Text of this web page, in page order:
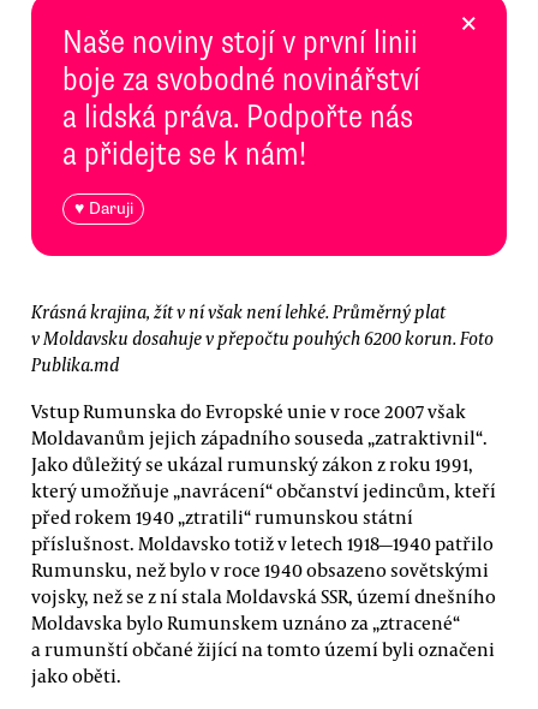
Naše noviny stojí v první linii
boje za svobodné novinářství
a lidská práva. Podpořte nás
a přidejte se k nám!
♥ Daruji
×
Krásná krajina, žít v ní však není lehké. Průměrný plat
v Moldavsku dosahuje v přepočtu pouhých 6200 korun. Foto
Publika.md
Vstup Rumunska do Evropské unie v roce 2007 však
Moldavanům jejich západního souseda „zatraktivnil“.
Jako důležitý se ukázal rumunský zákon z roku 1991,
který umožňuje „navrácení“ občanství jedincům, kteří
před rokem 1940 „ztratili“ rumunskou státní
příslušnost. Moldavsko totiž v letech 1918—1940 patřilo
Rumunsku, než bylo v roce 1940 obsazeno sovětskými
vojsky, než se z ní stala Moldavská SSR, území dnešního
Moldavska bylo Rumunskem uznáno za „ztracené“
a rumunští občané žijící na tomto území byli označeni
jako oběti.